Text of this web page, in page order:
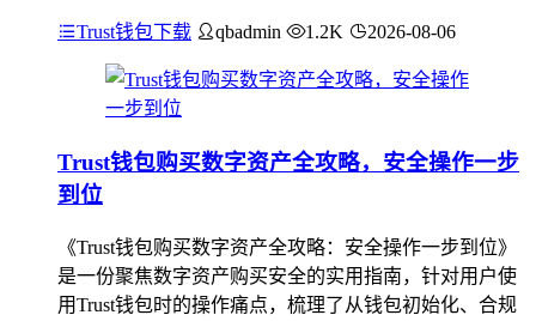
Trust钱包下载 qbadmin 1.2K 2026-08-06
Trust钱包购买数字资产全攻略，安全操作一步
到位
《Trust钱包购买数字资产全攻略：安全操作一步到位》
是一份聚焦数字资产购买安全的实用指南，针对用户使
用Trust钱包时的操作痛点，梳理了从钱包初始化、合规